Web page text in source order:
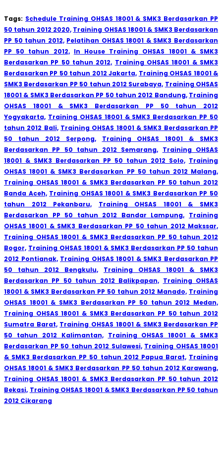
Tags: Schedule Training OHSAS 18001 & SMK3 Berdasarkan PP
50 tahun 2012 2020, Training OHSAS 18001 & SMK3 Berdasarkan
PP 50 tahun 2012, Pelatihan OHSAS 18001 & SMK3 Berdasarkan
PP 50 tahun 2012, In House Training OHSAS 18001 & SMK3
Berdasarkan PP 50 tahun 2012, Training OHSAS 18001 & SMK3
Berdasarkan PP 50 tahun 2012 Jakarta, Training OHSAS 18001 &
SMK3 Berdasarkan PP 50 tahun 2012 Surabaya, Training OHSAS
18001 & SMK3 Berdasarkan PP 50 tahun 2012 Bandung, Training
OHSAS 18001 & SMK3 Berdasarkan PP 50 tahun 2012
Yogyakarta, Training OHSAS 18001 & SMK3 Berdasarkan PP 50
tahun 2012 Bali, Training OHSAS 18001 & SMK3 Berdasarkan PP
50 tahun 2012 Serpong,
Training OHSAS 18001 & SMK3
Berdasarkan PP 50 tahun 2012 Semarang, Training OHSAS
18001 & SMK3 Berdasarkan PP 50 tahun 2012 Solo, Training
OHSAS 18001 & SMK3 Berdasarkan PP 50 tahun 2012 Malang,
Training OHSAS 18001 & SMK3 Berdasarkan PP 50 tahun 2012
Banda Aceh, Training OHSAS 18001 & SMK3 Berdasarkan PP 50
tahun 2012 Pekanbaru,
Training OHSAS 18001 & SMK3
Berdasarkan PP 50 tahun 2012 Bandar Lampung, Training
OHSAS 18001 & SMK3 Berdasarkan PP 50 tahun 2012 Makssar,
Training OHSAS 18001 & SMK3 Berdasarkan PP 50 tahun 2012
Bogor, Training OHSAS 18001 & SMK3 Berdasarkan PP 50 tahun
2012 Pontianak, Training OHSAS 18001 & SMK3 Berdasarkan PP
50 tahun 2012 Bengkulu,
Training OHSAS 18001 & SMK3
Berdasarkan PP 50 tahun 2012 Balikpapan, Training OHSAS
18001 & SMK3 Berdasarkan PP 50 tahun 2012 Manado, Training
OHSAS 18001 & SMK3 Berdasarkan PP 50 tahun 2012 Medan,
Training OHSAS 18001 & SMK3 Berdasarkan PP 50 tahun 2012
Sumatra Barat, Training OHSAS 18001 & SMK3 Berdasarkan PP
50 tahun 2012 Kalimantan,
Training OHSAS 18001 & SMK3
Berdasarkan PP 50 tahun 2012 Sulawesi, Training OHSAS 18001
& SMK3 Berdasarkan PP 50 tahun 2012 Papua Barat, Training
OHSAS 18001 & SMK3 Berdasarkan PP 50 tahun 2012 Karawang,
Training OHSAS 18001 & SMK3 Berdasarkan PP 50 tahun 2012
Bekasi, Training OHSAS 18001 & SMK3 Berdasarkan PP 50 tahun
2012 Cikarang